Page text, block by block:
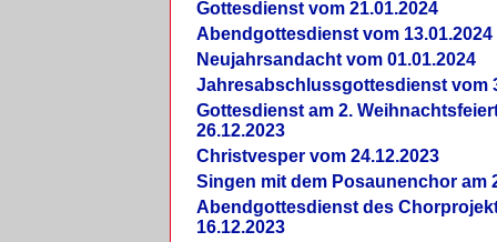
Gottesdienst vom 21.01.2024
Abendgottesdienst vom 13.01.2024
Neujahrsandacht vom 01.01.2024
Jahresabschlussgottesdienst vom
Gottesdienst am 2.
26.12.2023
Christvesper vom 24.12.2023
Singen mit dem Posaunenchor am
Abendgottesdienst des
16.12.2023